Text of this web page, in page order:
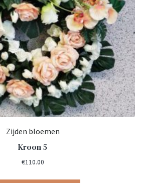
Zijden bloemen
Kroon 5
€110.00